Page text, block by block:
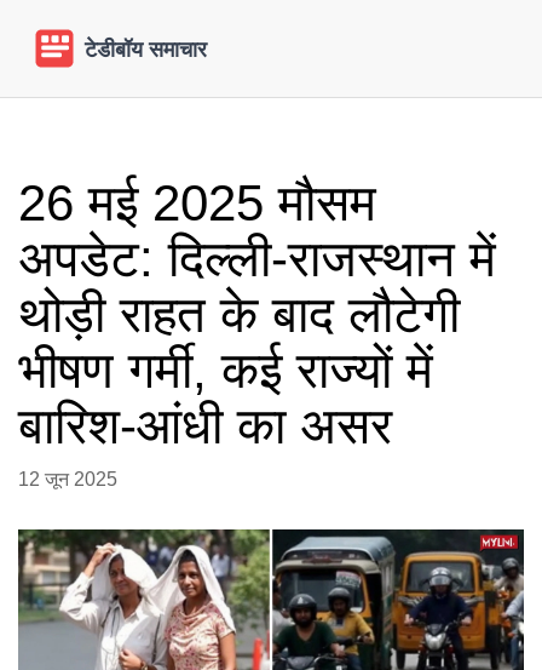
26 मई 2025 मौसम
अपडेट: दिल्ली-राजस्थान में
थोड़ी राहत के बाद लौटेगी
भीषण गर्मी, कई राज्यों में
बारिश-आंधी का असर
12 जून 2025